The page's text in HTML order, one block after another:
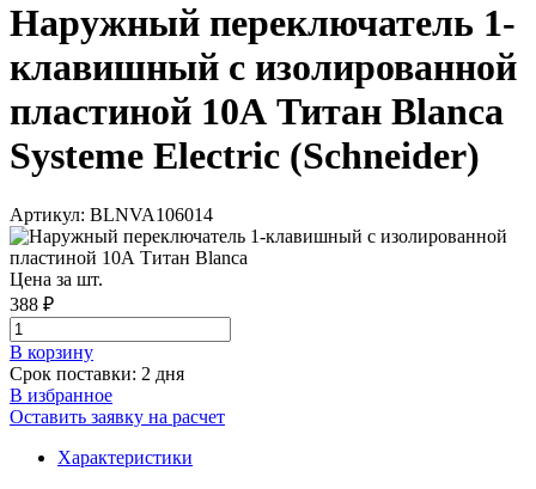
Наружный переключатель 1-
клавишный с изолированной
пластиной 10А Титан Blanca
Systeme Electric (Schneider)
Артикул: BLNVA106014
Цена за шт.
388 ₽
В корзинy
Срок поставки: 2 дня
В избранное
Оставить заявку на расчет
Характеристики